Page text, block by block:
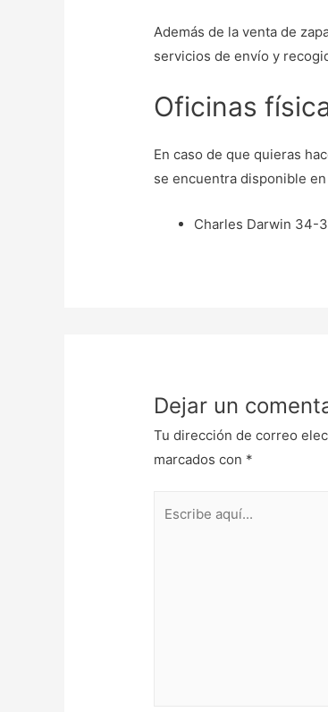
Además de la venta de
servicios de envío y
Oficinas
En caso de que quieras
se encuentra disponible
Charles Darwin 34-
Dejar un
Tu dirección de correo
marcados con *